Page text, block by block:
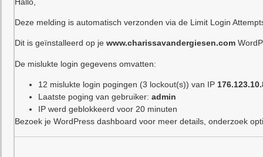
Deze melding is automatisch verzonden via de Limit Login
Dit is geïnstalleerd op je www.charissavandergiesen.com
De mislukte login gegevens omvatten:
12 mislukte login pogingen (3 lockout(s)) van IP
Laatste poging van gebruiker: admin
IP werd geblokkeerd voor 20 minuten
Bezoek je WordPress dashboard voor meer details, onderzoek